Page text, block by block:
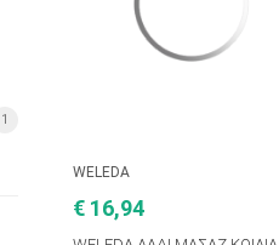
1
WELEDA
€ 16,94